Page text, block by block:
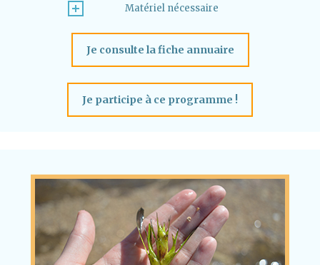
Matériel nécessaire
Je consulte la fiche annuaire
Je participe à ce programme !